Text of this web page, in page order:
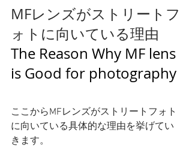
MFレンズがストリートフ
ォトに向いている理由
The Reason Why MF lens
is Good for photography
ここからMFレンズがストリートフォト
に向いている具体的な理由を挙げてい
きます。